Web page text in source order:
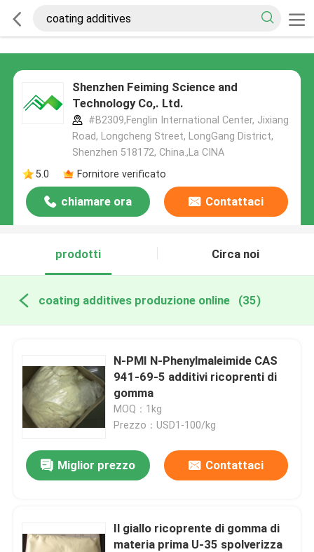
Shenzhen Feiming Science and
Technology Co,. Ltd.
#B2309,Fenglin International Center, Jixiang
Road, Longcheng Street, LongGang District,
Shenzhen 518172, China.,La CINA
5.0
Fornitore verificato
chiamare ora Contattaci
prodotti Circa noi
coating additives produzione online (35)
N-PMI N-Phenylmaleimide CAS
941-69-5 additivi ricoprenti di
gomma
MOQ：1kg
Prezzo：USD1-100/kg
Miglior prezzo Contattaci
Il giallo ricoprente di gomma di
materia prima U-35 spolverizza